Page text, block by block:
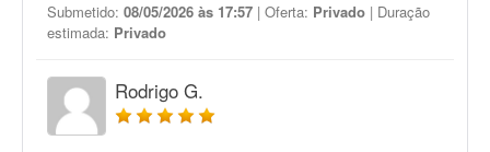
Submetido: 08/05/2026 às 17:57 | Oferta: Privado | Duração
estimada: Privado
Rodrigo G.